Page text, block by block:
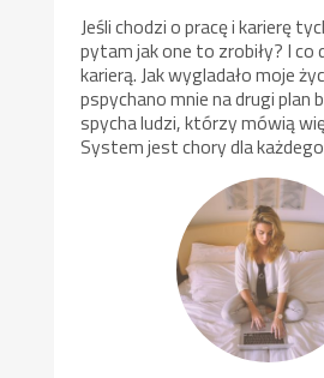
Jeśli chodzi o pracę i karierę
pytam jak one to zrobiły? I co
karierą. Jak wygladało moje
pspychano mnie na drugi plan
spycha ludzi, którzy mówią
System jest chory dla